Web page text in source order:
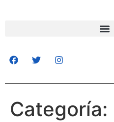
Categoría: